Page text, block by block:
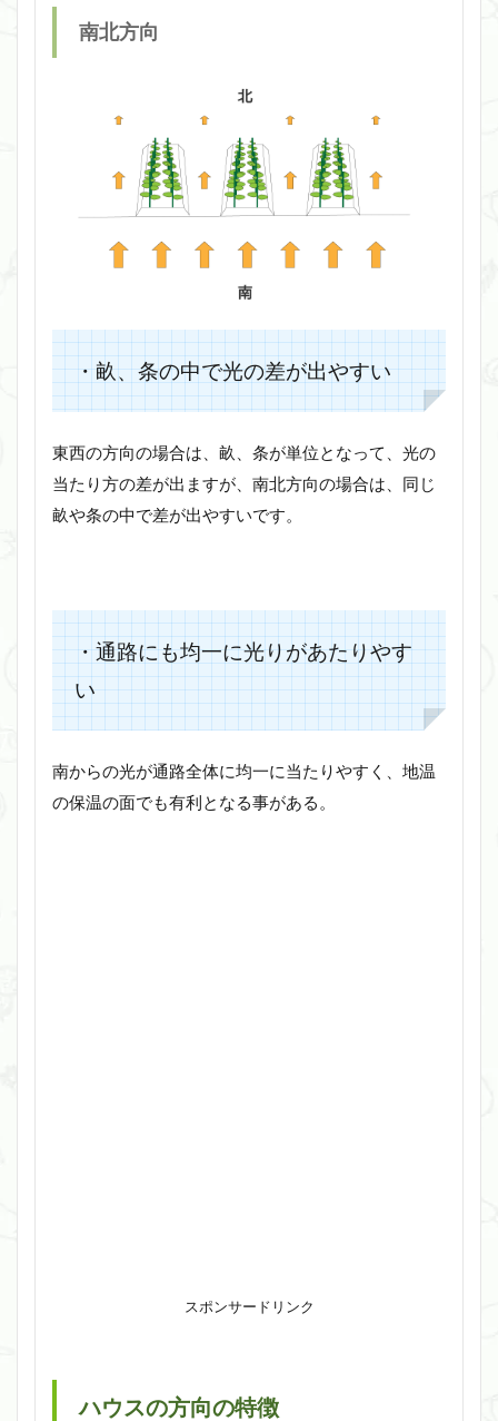
南北方向
・畝、条の中で光の差が出やすい
東西の方向の場合は、畝、条が単位となって、光の
当たり方の差が出ますが、南北方向の場合は、同じ
畝や条の中で差が出やすいです。
・通路にも均一に光りがあたりやす
い
南からの光が通路全体に均一に当たりやすく、地温
の保温の面でも有利となる事がある。
スポンサードリンク
ハウスの方向の特徴